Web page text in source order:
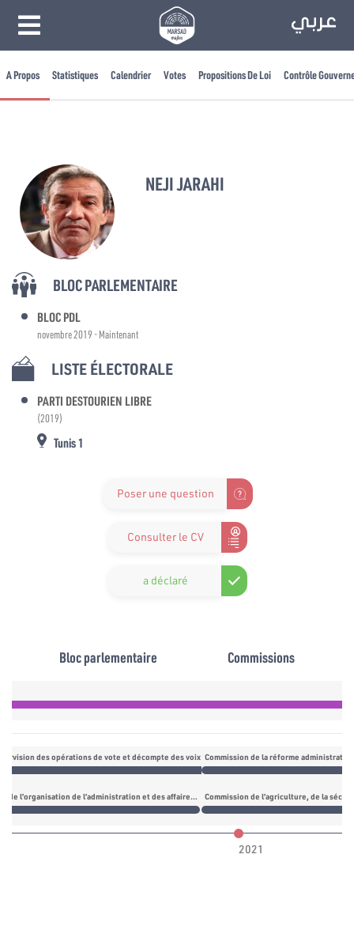
A Propos Statistiques Calendrier Votes Propositions De Loi Contrôle
NEJI JARAHI
BLOC PARLEMENTAIRE
BLOC PDL
novembre 2019 - Maintenant
LISTE ÉLECTORALE
PARTI DESTOURIEN LIBRE
(2019)
Tunis 1
Poser une question
Consulter le CV
a déclaré
Bloc parlementaire Commissions
des opérations de vote et décompte des voix Commission de la réforme
Commission de l’organisation de l’administration et des affaires des forces portant d’armes Commission de l’agriculture, de la
2021